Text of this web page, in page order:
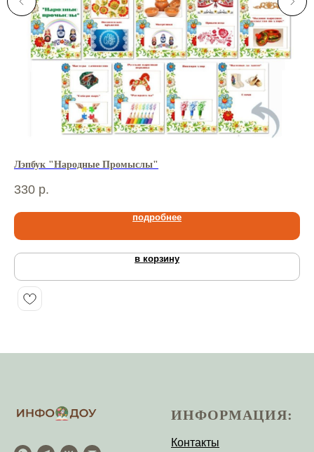
Лэпбук "Народные Промыслы"
330 р.
подробнее
в корзину
ИНФОРМАЦИЯ:
Контакты